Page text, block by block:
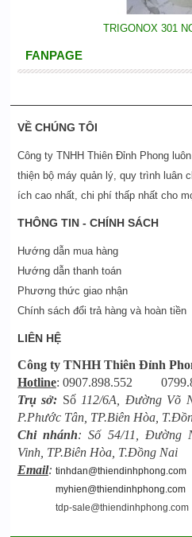
TRIGONOX 301
FANPAGE
VỀ CHÚNG TÔI
Công ty TNHH Thiên Đỉnh Phong
thiện bộ máy quản lý, quy trình luân
ích cao nhất, chi phí thấp nhất cho
THÔNG TIN - CHÍNH SÁCH
Hướng dẫn mua hàng
Hướng dẫn thanh toán
Phương thức giao nhận
Chính sách đổi trả hàng và hoàn tiền
LIÊN HỆ
Công ty TNHH Thiên Đỉnh
Hotline: 0907.898.552
Trụ sở: Số 112/6A, Đường Võ
P.Phước Tân, TP.Biên Hòa,
Chi nhánh: Số 54/11, Đường
Vinh, TP.Biên Hòa, T.Đồng Nai
Email:
myhien@thiendinhphong.com
tdp-sale@thiendinhphong.com